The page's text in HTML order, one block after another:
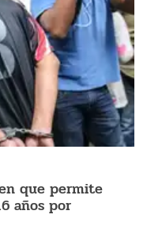
que permite
años por